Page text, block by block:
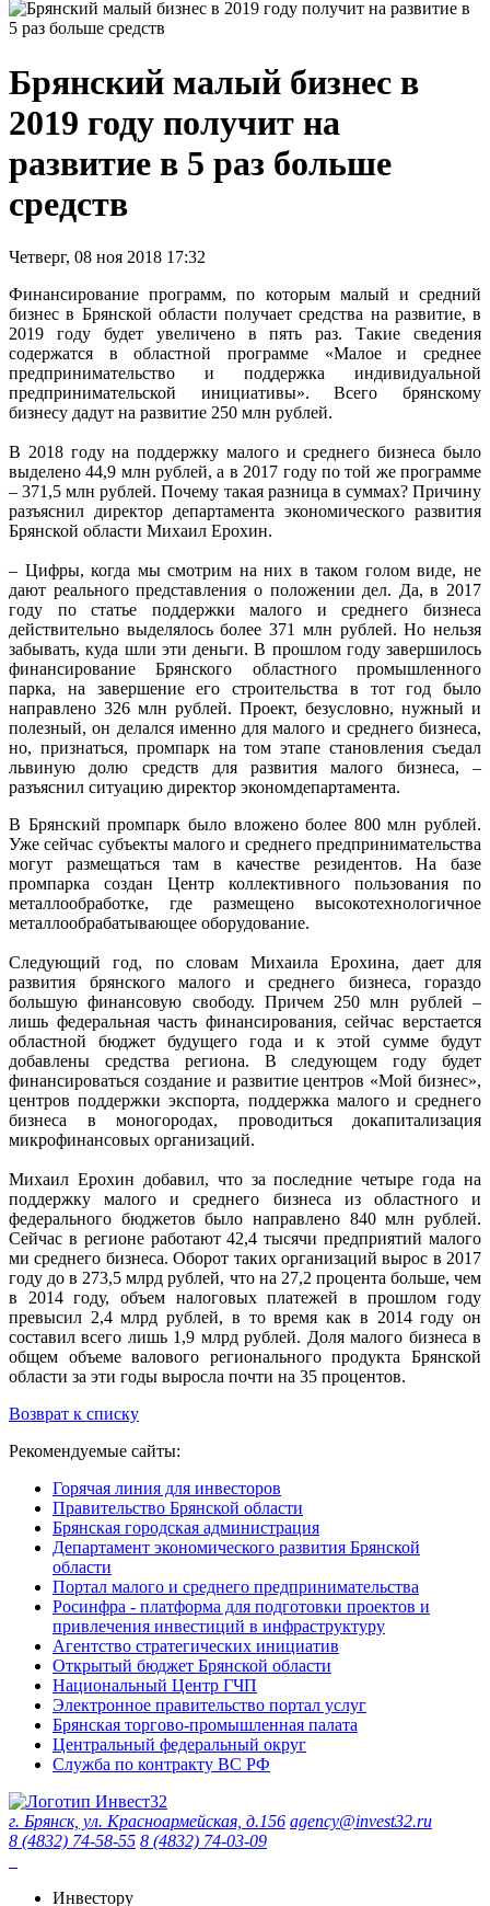
Брянский малый бизнес в
2019 году получит на
развитие в 5 раз больше
средств
Четверг, 08 ноя 2018 17:32
Финансирование программ, по которым малый и средний
бизнес в Брянской области получает средства на развитие, в
2019 году будет увеличено в пять раз. Такие сведения
содержатся в областной программе «Малое и среднее
предпринимательство и поддержка индивидуальной
предпринимательской инициативы». Всего брянскому
бизнесу дадут на развитие 250 млн рублей.
В 2018 году на поддержку малого и среднего бизнеса было
выделено 44,9 млн рублей, а в 2017 году по той же программе
– 371,5 млн рублей. Почему такая разница в суммах? Причину
разъяснил директор департамента экономического развития
Брянской области Михаил Ерохин.
– Цифры, когда мы смотрим на них в таком голом виде, не
дают реального представления о положении дел. Да, в 2017
году по статье поддержки малого и среднего бизнеса
действительно выделялось более 371 млн рублей. Но нельзя
забывать, куда шли эти деньги. В прошлом году завершилось
финансирование Брянского областного промышленного
парка, на завершение его строительства в тот год было
направлено 326 млн рублей. Проект, безусловно, нужный и
полезный, он делался именно для малого и среднего бизнеса,
но, признаться, промпарк на том этапе становления съедал
львиную долю средств для развития малого бизнеса, –
разъяснил ситуацию директор экономдепартамента.
В Брянский промпарк было вложено более 800 млн рублей.
Уже сейчас субъекты малого и среднего предпринимательства
могут размещаться там в качестве резидентов. На базе
промпарка создан Центр коллективного пользования по
металлообработке, где размещено высокотехнологичное
металлообрабатывающее оборудование.
Следующий год, по словам Михаила Ерохина, дает для
развития брянского малого и среднего бизнеса, гораздо
большую финансовую свободу. Причем 250 млн рублей –
лишь федеральная часть финансирования, сейчас верстается
областной бюджет будущего года и к этой сумме будут
добавлены средства региона. В следующем году будет
финансироваться создание и развитие центров «Мой бизнес»,
центров поддержки экспорта, поддержка малого и среднего
бизнеса в моногородах, проводиться докапитализация
микрофинансовых организаций.
Михаил Ерохин добавил, что за последние четыре года на
поддержку малого и среднего бизнеса из областного и
федерального бюджетов было направлено 840 млн рублей.
Сейчас в регионе работают 42,4 тысячи предприятий малого
ми среднего бизнеса. Оборот таких организаций вырос в 2017
году до в 273,5 млрд рублей, что на 27,2 процента больше, чем
в 2014 году, объем налоговых платежей в прошлом году
превысил 2,4 млрд рублей, в то время как в 2014 году он
составил всего лишь 1,9 млрд рублей. Доля малого бизнеса в
общем объеме валового регионального продукта Брянской
области за эти годы выросла почти на 35 процентов.
Возврат к списку
Рекомендуемые сайты:
Горячая линия для инвесторов
Правительство Брянской области
Брянская городская администрация
Департамент экономического развития Брянской
области
Портал малого и среднего предпринимательства
Росинфра - платформа для подготовки проектов и
привлечения инвестиций в инфраструктуру
Агентство стратегических инициатив
Открытый бюджет Брянской области
Национальный Центр ГЧП
Электронное правительство портал услуг
Брянская торгово-промышленная палата
Центральный федеральный округ
Служба по контракту ВС РФ
г. Брянск, ул. Красноармейская, д.156 agency@invest32.ru
8 (4832) 74-58-55 8 (4832) 74-03-09
Инвестору